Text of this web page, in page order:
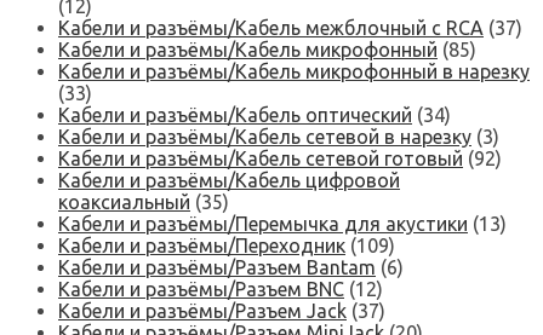
(12)
Кабели и разъёмы/Кабель межблочный с RCA (37)
Кабели и разъёмы/Кабель микрофонный (85)
Кабели и разъёмы/Кабель микрофонный в нарезку
(33)
Кабели и разъёмы/Кабель оптический (34)
Кабели и разъёмы/Кабель сетевой в нарезку (3)
Кабели и разъёмы/Кабель сетевой готовый (92)
Кабели и разъёмы/Кабель цифровой
коаксиальный (35)
Кабели и разъёмы/Перемычка для акустики (13)
Кабели и разъёмы/Переходник (109)
Кабели и разъёмы/Разъем Bantam (6)
Кабели и разъёмы/Разъем BNC (12)
Кабели и разъёмы/Разъем Jack (37)